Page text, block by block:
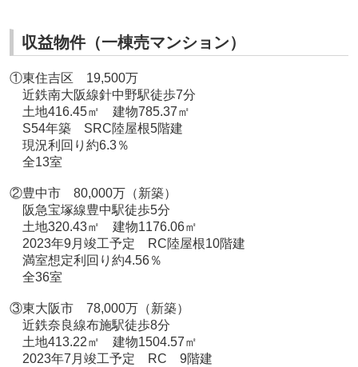
収益物件（一棟売マンション）
①東住吉区 19,500万
近鉄南大阪線針中野駅徒歩7分
土地416.45㎡ 建物785.37㎡
S54年築 SRC陸屋根5階建
現況利回り約6.3％
全13室
②豊中市 80,000万（新築）
阪急宝塚線豊中駅徒歩5分
土地320.43㎡ 建物1176.06㎡
2023年9月竣工予定 RC陸屋根10階建
満室想定利回り約4.56％
全36室
③東大阪市 78,000万（新築）
近鉄奈良線布施駅徒歩8分
土地413.22㎡ 建物1504.57㎡
2023年7月竣工予定 RC 9階建